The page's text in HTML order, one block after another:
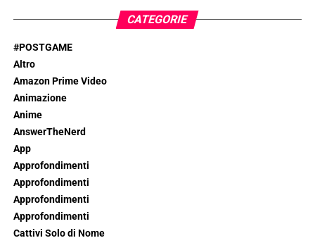
CATEGORIE
#POSTGAME
Altro
Amazon Prime Video
Animazione
Anime
AnswerTheNerd
App
Approfondimenti
Approfondimenti
Approfondimenti
Approfondimenti
Cattivi Solo di Nome